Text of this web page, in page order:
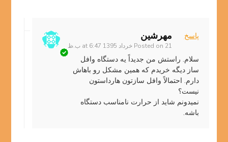
مهرشین
Posted on 21 خرداد 1395 at 6:47 ب.ظ
پاسخ
سلام. راستش من جدیداً یه دستگاه وافل
ساز دیگه خریدم که همین مشکل رو باهاش
دارم. احتمالاً وافل سازتون هارداستون
نیست؟
نمیدونم شاید از حرارت نامناسب دستگاه
باشه.